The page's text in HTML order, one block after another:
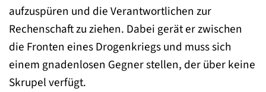
aufzuspüren und die Verantwortlichen zur
Rechenschaft zu ziehen. Dabei gerät er zwischen
die Fronten eines Drogenkriegs und muss sich
einem gnadenlosen Gegner stellen, der über keine
Skrupel verfügt.